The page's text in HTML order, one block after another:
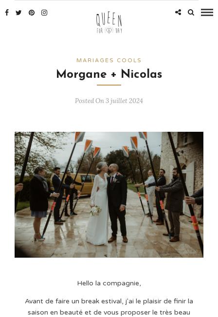
MARIAGES COOLS
Morgane + Nicolas
Posted On 3 juillet 2024
Hello la compagnie,
Avant de faire un break estival, j'ai le plaisir de finir la
saison en beauté et de vous proposer le très beau